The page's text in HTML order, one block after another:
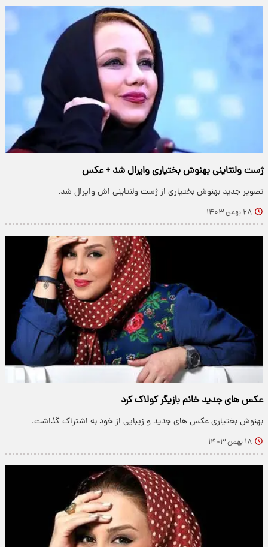
ژست ولنتاینی بهنوش بختیاری وایرال شد + عکس
تصویر جدید بهنوش بختیاری از ژست ولنتاینی اش وایرال شد.
۲۸ بهمن ۱۴۰۳
عکس های جدید خانم بازیگر کولاک کرد
بهنوش بختیاری عکس های جدید و زیبایی از خود به اشتراک گذاشت.
۱۸ بهمن ۱۴۰۳